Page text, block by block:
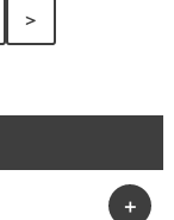
＞